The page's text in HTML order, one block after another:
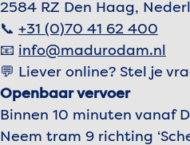
2584 RZ Den Haag,
📞+31 (0)70 41 62 400
📧 info@madurodam.nl
💬 Liever online? Stel je
Openbaar vervoer
Binnen 10 minuten vanaf
Neem tram 9 richting